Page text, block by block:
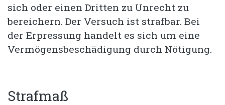
sich oder einen Dritten zu Unrecht zu
bereichern. Der Versuch ist strafbar. Bei
der Erpressung handelt es sich um eine
Vermögensbeschädigung durch Nötigung.
Strafmaß